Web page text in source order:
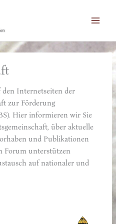
Internetseiten der
zur Förderung
Hier informieren wir Sie
über aktuelle
und Publikationen
Forum unterstützen
auf nationaler und